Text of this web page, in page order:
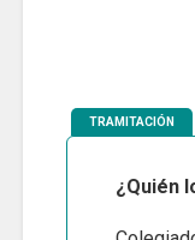
TRAMITACIÓN
¿Quién